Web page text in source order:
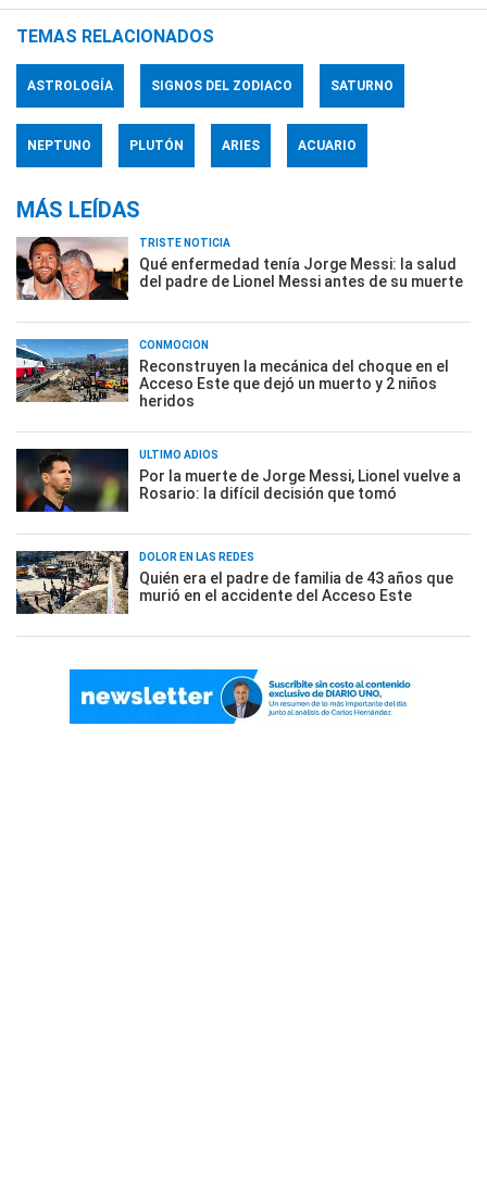
TEMAS RELACIONADOS
ASTROLOGÍA SIGNOS DEL ZODIACO SATURNO
NEPTUNO PLUTÓN ARIES ACUARIO
MÁS LEÍDAS
TRISTE NOTICIA
Qué enfermedad tenía Jorge Messi: la salud
del padre de Lionel Messi antes de su muerte
CONMOCIÓN
Reconstruyen la mecánica del choque en el
Acceso Este que dejó un muerto y 2 niños
heridos
ÚLTIMO ADIÓS
Por la muerte de Jorge Messi, Lionel vuelve a
Rosario: la difícil decisión que tomó
DOLOR EN LAS REDES
Quién era el padre de familia de 43 años que
murió en el accidente del Acceso Este